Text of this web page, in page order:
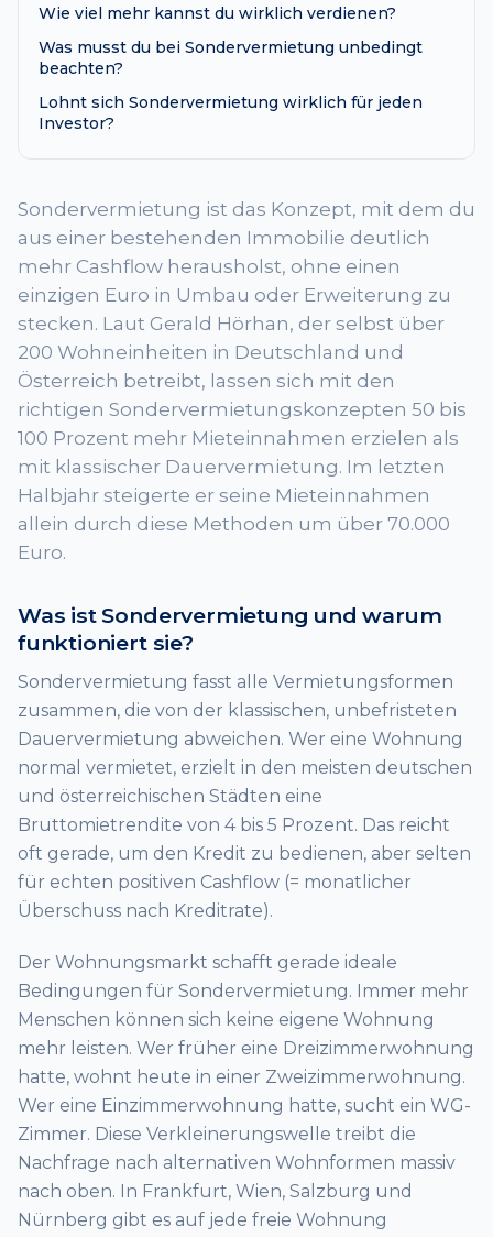
Wie viel mehr kannst du wirklich verdienen?
Was musst du bei Sondervermietung unbedingt
beachten?
Lohnt sich Sondervermietung wirklich für jeden
Investor?
Sondervermietung ist das Konzept, mit dem du
aus einer bestehenden Immobilie deutlich
mehr Cashflow herausholst, ohne einen
einzigen Euro in Umbau oder Erweiterung zu
stecken. Laut Gerald Hörhan, der selbst über
200 Wohneinheiten in Deutschland und
Österreich betreibt, lassen sich mit den
richtigen Sondervermietungskonzepten 50 bis
100 Prozent mehr Mieteinnahmen erzielen als
mit klassischer Dauervermietung. Im letzten
Halbjahr steigerte er seine Mieteinnahmen
allein durch diese Methoden um über 70.000
Euro.
Was ist Sondervermietung und warum
funktioniert sie?
Sondervermietung fasst alle Vermietungsformen
zusammen, die von der klassischen, unbefristeten
Dauervermietung abweichen. Wer eine Wohnung
normal vermietet, erzielt in den meisten deutschen
und österreichischen Städten eine
Bruttomietrendite von 4 bis 5 Prozent. Das reicht
oft gerade, um den Kredit zu bedienen, aber selten
für echten positiven Cashflow (= monatlicher
Überschuss nach Kreditrate).
Der Wohnungsmarkt schafft gerade ideale
Bedingungen für Sondervermietung. Immer mehr
Menschen können sich keine eigene Wohnung
mehr leisten. Wer früher eine Dreizimmerwohnung
hatte, wohnt heute in einer Zweizimmerwohnung.
Wer eine Einzimmerwohnung hatte, sucht ein WG-
Zimmer. Diese Verkleinerungswelle treibt die
Nachfrage nach alternativen Wohnformen massiv
nach oben. In Frankfurt, Wien, Salzburg und
Nürnberg gibt es auf jede freie Wohnung